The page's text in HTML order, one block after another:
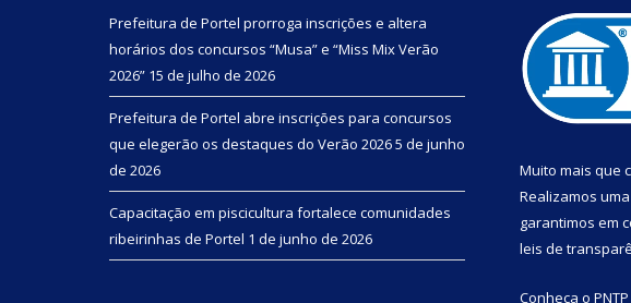
Prefeitura de Portel prorroga inscrições e altera
horários dos concursos “Musa” e “Miss Mix Verão
2026” 15 de julho de 2026
Prefeitura de Portel abre inscrições para concursos
que elegerão os destaques do Verão 20265 de junho
de 2026
Capacitação em piscicultura fortalece comunidades
ribeirinhas de Portel 1 de junho de 2026
Muito mais que
Realizamos uma
garantimos em
leis de
Conheça o PNTP